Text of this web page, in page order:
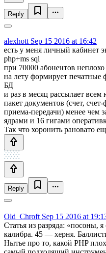
Reply
alexhott Sep 15 2016 at 16:42
есть у меня личный кабинет
php+ms sql
при 70000 абонентов
на лету формирует печатные
БД
и раз в месяц рассылает
пакет документов (счет,
приема-передачи) менее чем
ядрами и 16 гигами
Так что хоронить рановато
Reply
Old_Chroft Sep 15 2016 at
Статья из разряда: «посоны, я
калибра. 45 — херня.
Нытье про то, какой PHP